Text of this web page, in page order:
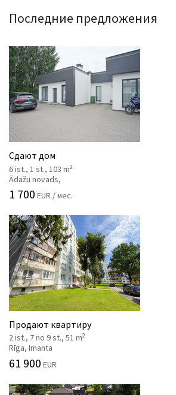
Последние предложения
Сдают дом
6 ist., 1 st., 103 m2
Ādažu novads,
1 700 EUR / мес.
Продают квартиру
2 ist., 7 no 9 st., 51 m2
Rīga, Imanta
61 900 EUR